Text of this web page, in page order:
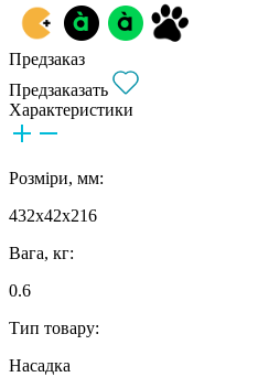
Предзаказ
Предзаказать
Характеристики
Розміри, мм:
432x42x216
Вага, кг:
0.6
Тип товару:
Насадка